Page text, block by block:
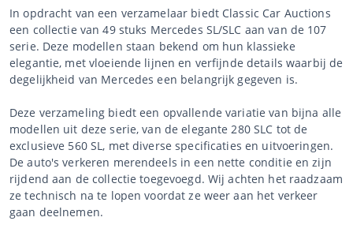
In opdracht van een verzamelaar biedt Classic Car Auctions
een collectie van 49 stuks Mercedes SL/SLC aan van de 107
serie. Deze modellen staan bekend om hun klassieke
elegantie, met vloeiende lijnen en verfijnde details waarbij de
degelijkheid van Mercedes een belangrijk gegeven is.
Deze verzameling biedt een opvallende variatie van bijna alle
modellen uit deze serie, van de elegante 280 SLC tot de
exclusieve 560 SL, met diverse specificaties en uitvoeringen.
De auto's verkeren merendeels in een nette conditie en zijn
rijdend aan de collectie toegevoegd. Wij achten het raadzaam
ze technisch na te lopen voordat ze weer aan het verkeer
gaan deelnemen.